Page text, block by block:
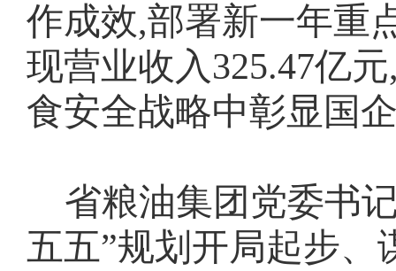
作成效,部署新一年重
现营业收入325.47亿
食安全战略中彰显国
省粮油集团党委书
五五”规划开局起步